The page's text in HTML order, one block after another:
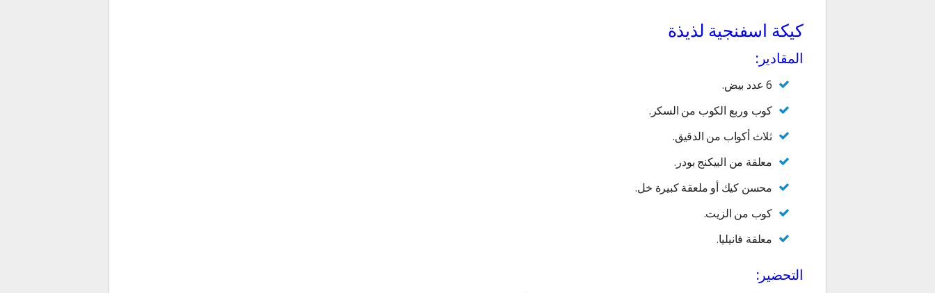
كيكة اسفنجية لذيذة
المقادير:
6 عدد بيض.
كوب وربع الكوب من السكر.
ثلاث أكواب من الدقيق.
معلقة من البيكنج بودر.
محسن كيك أو ملعقة كبيرة خل.
كوب من الزيت.
معلقة فانيليا.
التحضير: